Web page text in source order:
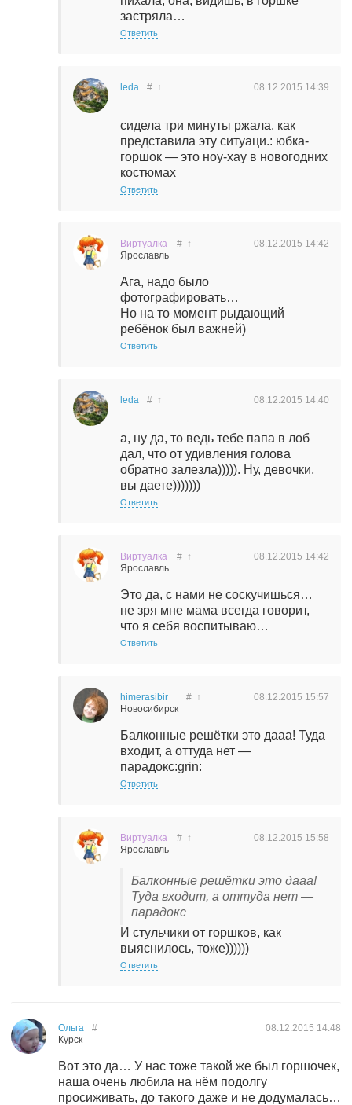
застряла…
Ответить
leda 08.12.2015 14:39
# ↑
сидела три минуты ржала. как
представила эту ситуаци.: юбка-
горшок — это ноу-хау в новогодних
костюмах
Ответить
Виртуалка
Ярославль
08.12.2015 14:42
# ↑
Ага, надо было
фотографировать…
Но на то момент рыдающий
ребёнок был важней)
Ответить
leda 08.12.2015 14:40
# ↑
а, ну да, то ведь тебе папа в лоб
дал, что от удивления голова
обратно залезла))))). Ну, девочки,
вы даете)))))))
Ответить
Виртуалка
Ярославль
08.12.2015 14:42
# ↑
Это да, с нами не соскучишься…
не зря мне мама всегда говорит,
что я себя воспитываю…
Ответить
himerasibir
Новосибирск
08.12.2015 15:57
# ↑
Балконные решётки это дааа! Туда
входит, а оттуда нет —
парадокс:grin:
Ответить
Виртуалка
Ярославль
08.12.2015 15:58
# ↑
Балконные решётки это дааа!
Туда входит, а оттуда нет —
парадокс
И стульчики от горшков, как
выяснилось, тоже))))))
Ответить
Ольга
Курск
08.12.2015 14:48
#
Вот это да… У нас тоже такой же был горшочек,
наша очень любила на нём подолгу
просиживать, до такого даже и не додумалась…